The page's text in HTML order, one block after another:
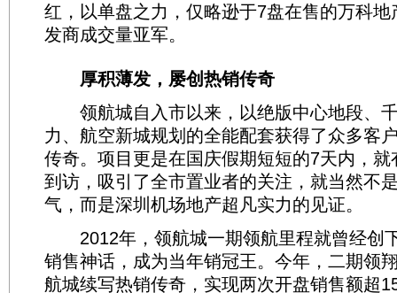
红，以单盘之力，仅略逊于7盘在售的万科
发商成交量亚军。
厚积薄发，屡创热销传奇
领航城自入市以来，以绝版中心地段、
力、航空新城规划的全能配套获得了众多客
传奇。项目更是在国庆假期短短的7天内，
到访，吸引了全市置业者的关注，就当然不
气，而是深圳机场地产超凡实力的见证。
2012年，领航城一期领航里程就曾经创
销售神话，成为当年销冠王。今年，二期领
航城续写热销传奇，实现两次开盘销售额超